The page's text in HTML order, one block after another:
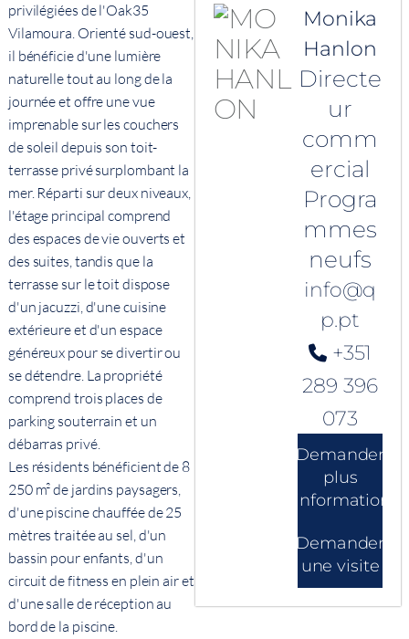
privilégiées de l'Oak35
Vilamoura. Orienté sud-ouest,
il bénéficie d'une lumière
naturelle tout au long de la
journée et offre une vue
imprenable sur les couchers
de soleil depuis son toit-
terrasse privé surplombant la
mer. Réparti sur deux niveaux,
l'étage principal comprend
des espaces de vie ouverts et
des suites, tandis que la
terrasse sur le toit dispose
d'un jacuzzi, d'une cuisine
extérieure et d'un espace
généreux pour se divertir ou
se détendre. La propriété
comprend trois places de
parking souterrain et un
débarras privé.
Les résidents bénéficient de 8
250 m² de jardins paysagers,
d'une piscine chauffée de 25
mètres traitée au sel, d'un
bassin pour enfants, d'un
circuit de fitness en plein air et
d'une salle de réception au
bord de la piscine.
Monika
Hanlon
Directe
ur
comm
ercial
Progra
mmes
neufs
info@q
p.pt
+351
289 396
073
Demander
plus
d'informations
Demander
une visite